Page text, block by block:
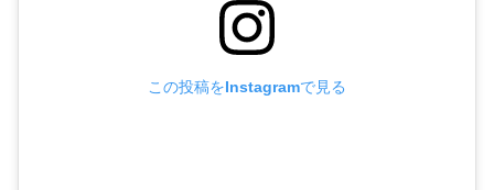
この投稿をInstagramで見る